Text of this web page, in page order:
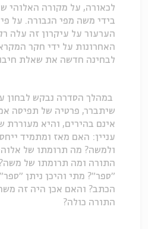
לכאורה, על מקורה האלוהי
בידי משה מפי הגבורה. על
הערעור על עיקרון זה עלה
האחרונות על ידי חקר
לבחינה חדשה את שאלת
במהלך הסדרה נבקש לבחון
שיתברר, פרטיה של תפיסה
אינם בהירים, והיא מעוררת
עניין: האם מאז ומתמיד
ולמשה? מה תרומתו של
התורה ומה תרומתו של
"ספר"? מתי והיכן ניתן
הכתב? והאם אכן היה זה
התורה כולה?